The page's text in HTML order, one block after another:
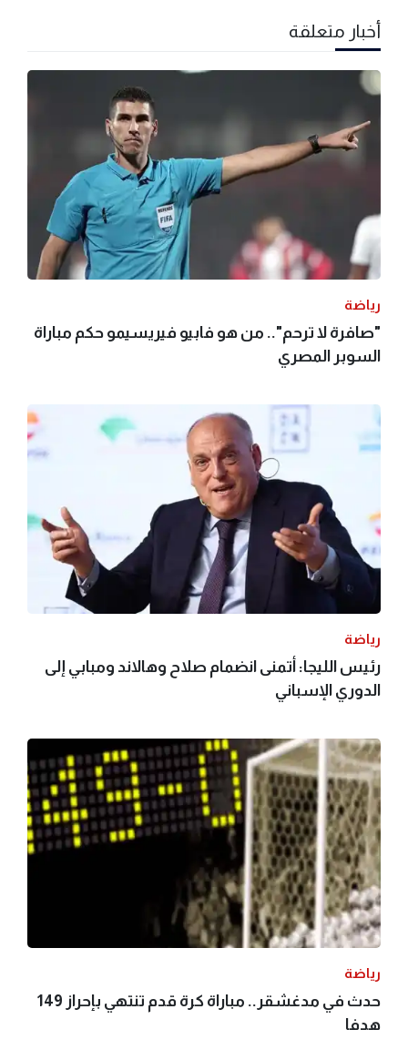
أخبار متعلقة
رياضة
"صافرة لا ترحم".. من هو فابيو فيريسيمو حكم مباراة
السوبر المصري
رياضة
رئيس الليجا: أتمنى انضمام صلاح وهالاند ومبابي إلى
الدوري الإسباني
رياضة
حدث في مدغشقر.. مباراة كرة قدم تنتهي بإحراز 149
هدفا